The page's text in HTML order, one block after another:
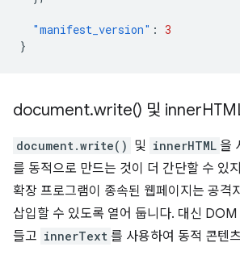
"manifest_version" : 3
}
document.write() 및 inner
document.write() 및 innerHTML 을
를 동적으로 만드는 것이 더 간단할 수 있
확장 프로그램이 종속된 웹페이지는 공격
삽입할 수 있도록 열어 둡니다. 대신
들고 innerText 를 사용하여 동적 콘텐